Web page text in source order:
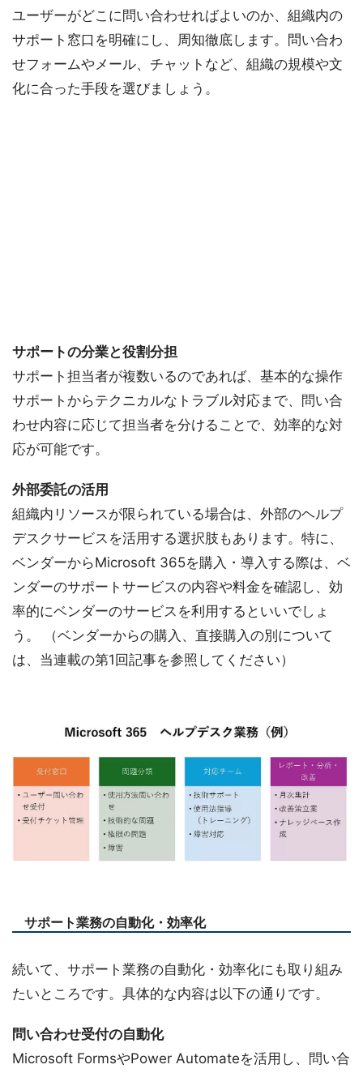
ユーザーがどこに問い合わせればよいのか、組織内の
サポート窓口を明確にし、周知徹底します。問い合わ
せフォームやメール、チャットなど、組織の規模や文
化に合った手段を選びましょう。
サポートの分業と役割分担
サポート担当者が複数いるのであれば、基本的な操作
サポートからテクニカルなトラブル対応まで、問い合
わせ内容に応じて担当者を分けることで、効率的な対
応が可能です。
外部委託の活用
組織内リソースが限られている場合は、外部のヘルプ
デスクサービスを活用する選択肢もあります。特に、
ベンダーからMicrosoft 365を購入・導入する際は、ベ
ンダーのサポートサービスの内容や料金を確認し、効
率的にベンダーのサービスを利用するといいでしょ
う。 （ベンダーからの購入、直接購入の別について
は、当連載の第1回記事を参照してください）
サポート業務の自動化・効率化
続いて、サポート業務の自動化・効率化にも取り組み
たいところです。具体的な内容は以下の通りです。
問い合わせ受付の自動化
Microsoft FormsやPower Automateを活用し、問い合